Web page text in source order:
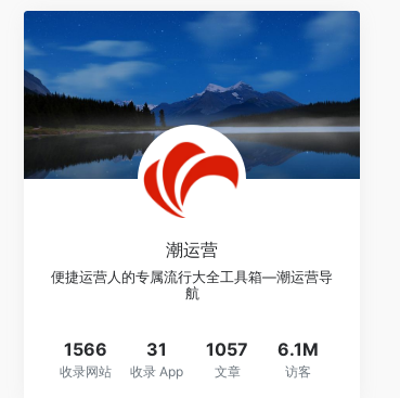
潮运营
便捷运营人的专属流行大全工具箱—潮运营导
航
1566
收录网站
31
收录 App
1057
文章
6.1M
访客